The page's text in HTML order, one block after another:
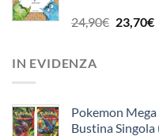
13,00€.
24,90€ Il
23,70€Il
IN EVIDENZA
Pokemon
Bustina Singola